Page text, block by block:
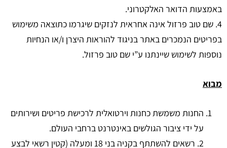
באמצעות הדואר האלקטרוני.
4. שם טוב פרזול אינה אחראית לנזקים שיגרמו כתוצאה משימוש
בפריטים הנמכרים באתר בניגוד להוראות היצרן ו/או הנחיות
נוספות לשימוש שיינתנו ע”י שם טוב פרזול.
מבוא
החנות משמשת כחנות וירטואלית לרכישת פריטים ושירותים
על ידי ציבור הגולשים באינטרנט ברחבי העולם.
2. רשאים להשתתף בקניה בני 18 ומעלה (קטין רשאי לבצע